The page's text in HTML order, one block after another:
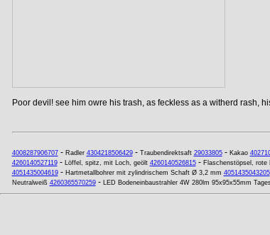
Poor devil! see him owre his trash, as feckless as a witherd rash,
4008287906707- Radler 4304218506429- Traubendirektsaft 29033805- Kakao
4260140527119- Löffel, spitz, mit Loch, geölt 4260140526815- Flaschenstöpsel, rote
4051435004619- Hartmetallbohrer mit zylindrischem Schaft Ø 3,2 mm 4051435043205
Neutralweiß 4260365570259- LED Bodeneinbaustrahler 4W 280lm 95x95x55mm